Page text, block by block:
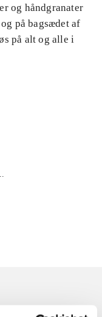
og håndgranater
på bagsædet af
på alt og alle i